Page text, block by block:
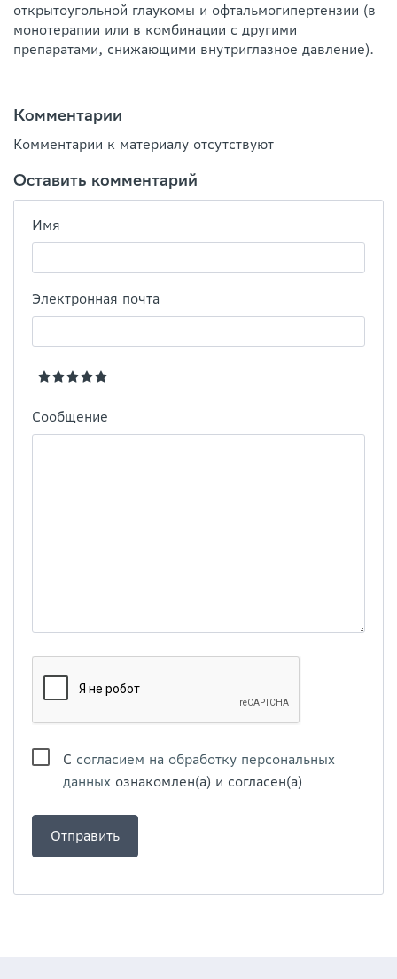
открытоугольной глаукомы и офтальмогипертензии (в
монотерапии или в комбинации с другими
препаратами, снижающими внутриглазное давление).
Комментарии
Комментарии к материалу отсутствуют
Оставить комментарий
Имя
Электронная почта
Сообщение
С согласием на обработку персональных
данных ознакомлен(а) и согласен(а)